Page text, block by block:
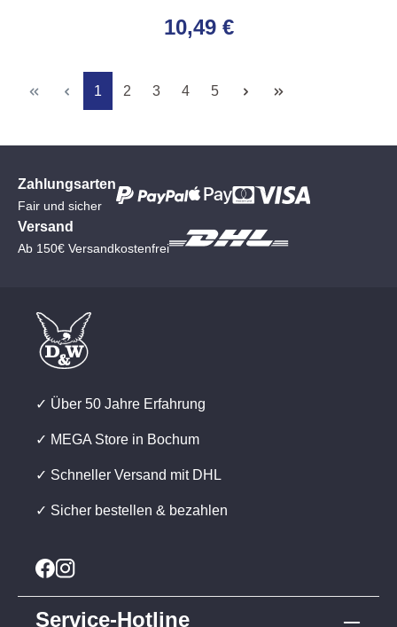
10,49 €
Seite
1 Seite
2 Seite
3 Seite
4 Seite
5
Zahlungsarten
Fair und sicher
Versand
Ab 150€ Versandkostenfrei
✓ Über 50 Jahre Erfahrung
✓ MEGA Store in Bochum
✓ Schneller Versand mit DHL
✓ Sicher bestellen & bezahlen
Service-Hotline